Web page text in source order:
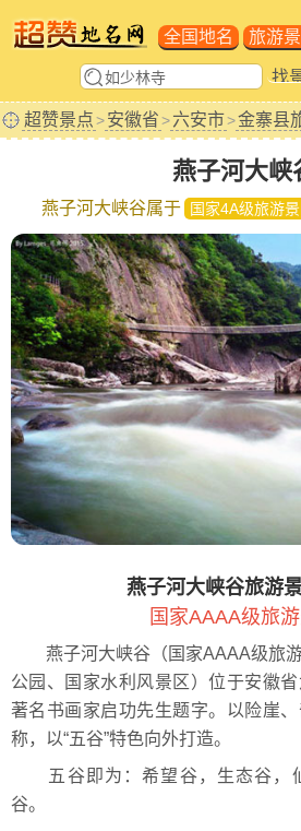
全国地名 旅游
超赞景点>安徽省>六安市>金寨县
燕子河大峡
燕子河大峡谷属于 国家4A级旅游
燕子河大峡谷旅游
国家AAAA级旅
燕子河大峡谷（国家AAAA级旅游
公园、国家水利风景区）位于安徽
著名书画家启功先生题字。以险崖
称，以“五谷”特色向外打造。
五谷即为：希望谷，生态谷，
谷。